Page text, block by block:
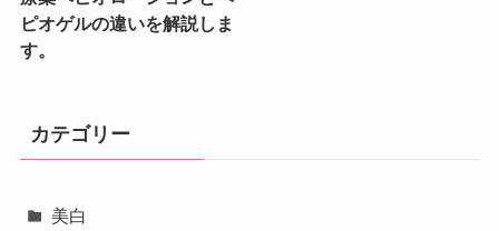
ピオゲルの違いを解説しま
す。
カテゴリー
美白